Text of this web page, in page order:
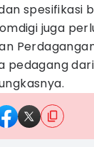
spesifikasi
juga
pedagang